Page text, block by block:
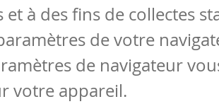
Tous les articles
Articles DYS
Circulaires
à des fins de collectes
de votre
de navigateur
votre appareil.